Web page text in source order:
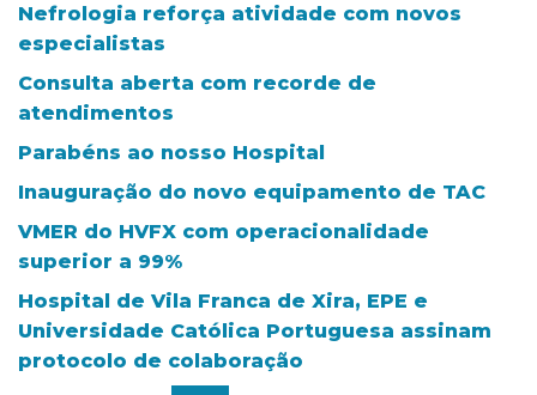
Nefrologia reforça atividade com novos
especialistas
Consulta aberta com recorde de
atendimentos
Parabéns ao nosso Hospital
Inauguração do novo equipamento de TAC
VMER do HVFX com operacionalidade
superior a 99%
Hospital de Vila Franca de Xira, EPE e
Universidade Católica Portuguesa assinam
protocolo de colaboração